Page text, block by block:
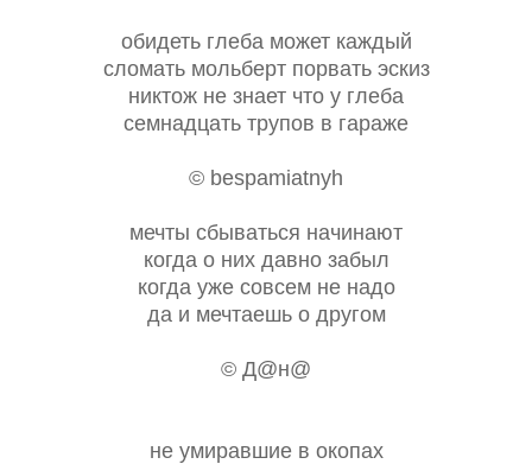
обидеть глеба может каждый
сломать мольберт порвать эскиз
никтож не знает что у глеба
семнадцать трупов в гараже
© bespamiatnyh
мечты сбываться начинают
когда о них давно забыл
когда уже совсем не надо
да и мечтаешь о другом
© Д@н@
не умиравшие в окопах